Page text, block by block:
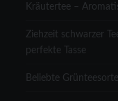
Kräutertee –
Ziehzeit schwarzer
perfekte Tasse
Beliebte